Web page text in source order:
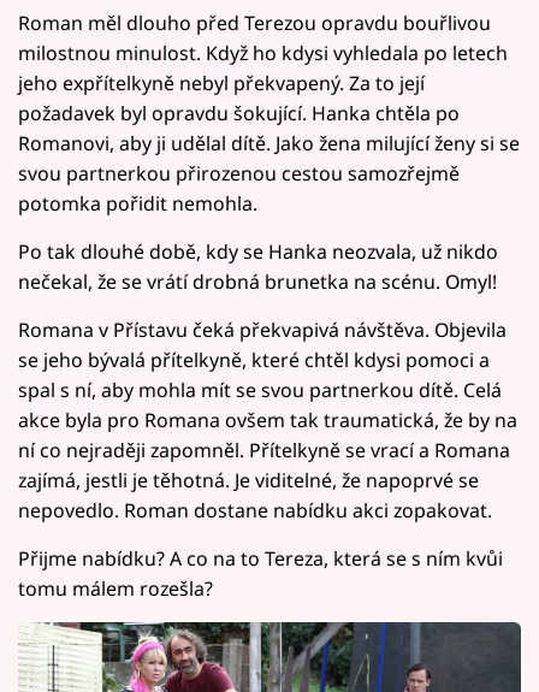
Roman měl dlouho před Terezou opravdu bouřlivou
milostnou minulost. Když ho kdysi vyhledala po letech
jeho expřítelkyně nebyl překvapený. Za to její
požadavek byl opravdu šokující. Hanka chtěla po
Romanovi, aby ji udělal dítě. Jako žena milující ženy si se
svou partnerkou přirozenou cestou samozřejmě
potomka pořidit nemohla.
Po tak dlouhé době, kdy se Hanka neozvala, už nikdo
nečekal, že se vrátí drobná brunetka na scénu. Omyl!
Romana v Přístavu čeká překvapivá návštěva. Objevila
se jeho bývalá přítelkyně, které chtěl kdysi pomoci a
spal s ní, aby mohla mít se svou partnerkou dítě. Celá
akce byla pro Romana ovšem tak traumatická, že by na
ní co nejraději zapomněl. Přítelkyně se vrací a Romana
zajímá, jestli je těhotná. Je viditelné, že napoprvé se
nepovedlo. Roman dostane nabídku akci zopakovat.
Přijme nabídku? A co na to Tereza, která se s ním kvůi
tomu málem rozešla?